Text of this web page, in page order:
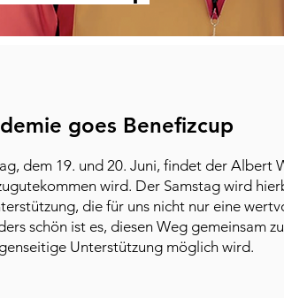
goes Benefizcup
dem 19. und 20. Juni, findet der Albert
wird. Der Samstag wird
die für uns nicht nur eine
schön ist es, diesen Weg gemeinsam
Unterstützung möglich wird.